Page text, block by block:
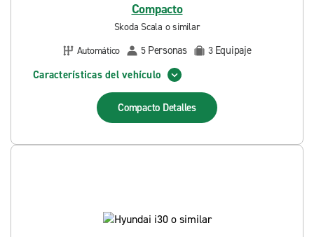
Compacto
Skoda Scala o similar
Automático
5 Personas 3 Equipaje
Características del vehículo
Compacto Detalles